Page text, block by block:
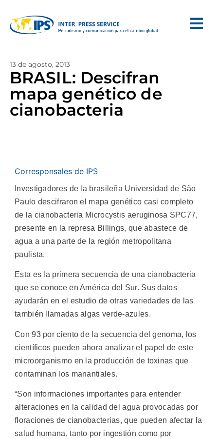
13 de agosto, 2013
BRASIL: Descifran
mapa genético de
cianobacteria
Corresponsales de IPS
Investigadores de la brasileña Universidad de São
Paulo descifraron el mapa genético casi completo
de la cianobacteria Microcystis aeruginosa SPC77,
presente en la represa Billings, que abastece de
agua a una parte de la región metropolitana
paulista.
Esta es la primera secuencia de una cianobacteria
que se conoce en América del Sur. Sus datos
ayudarán en el estudio de otras variedades de las
también llamadas algas verde-azules.
Con 93 por ciento de la secuencia del genoma, los
científicos pueden ahora analizar el papel de este
microorganismo en la producción de toxinas que
contaminan los manantiales.
“Son informaciones importantes para entender
alteraciones en la calidad del agua provocadas por
floraciones de cianobacterias, que pueden afectar la
salud humana, tanto por ingestión como por